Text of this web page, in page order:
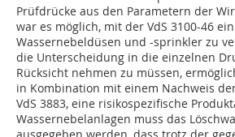
Prüfdrücke aus den Parametern der
war es möglich, mit der VdS 3100-46
Wassernebeldüsen und -sprinkler zu
die Unterscheidung in die einzelnen
Rücksicht nehmen zu müssen,
in Kombination mit einem Nachweis
VdS 3883, eine risikospezifische
Wassernebelanlagen muss das